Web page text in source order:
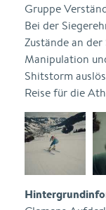
Gruppe
Bei der
Zustände an
Manipulation
Shitstorm
Reise für die